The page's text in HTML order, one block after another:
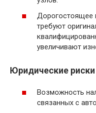
Дорогостоящее
требуют
увеличивают
Юридические риски
Возможность
связанных с